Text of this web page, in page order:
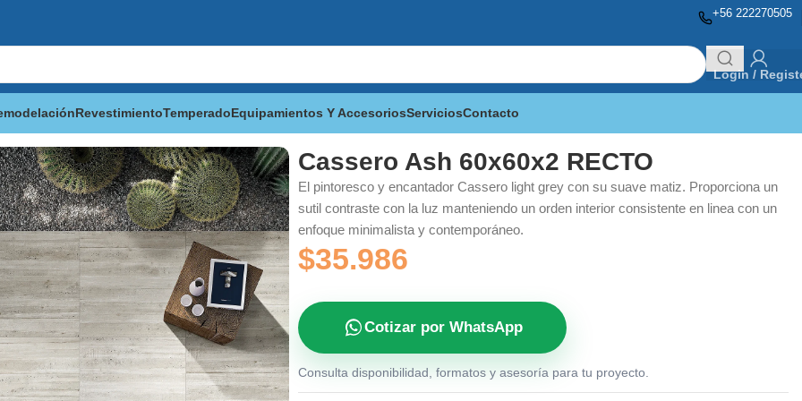
+56 222270505
Login /
RevestimientoTemperadoEquipamientos Y AccesoriosServiciosContacto
Cassero Ash 60x60x2 RECTO
El pintoresco y encantador Cassero light grey con su suave matiz. Proporciona un
sutil contraste con la luz manteniendo un orden interior consistente en linea con un
enfoque minimalista y contemporáneo.
$35.986
Cotizar por WhatsApp
Consulta disponibilidad, formatos y asesoría para tu proyecto.